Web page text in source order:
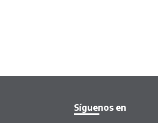
Síguenos en